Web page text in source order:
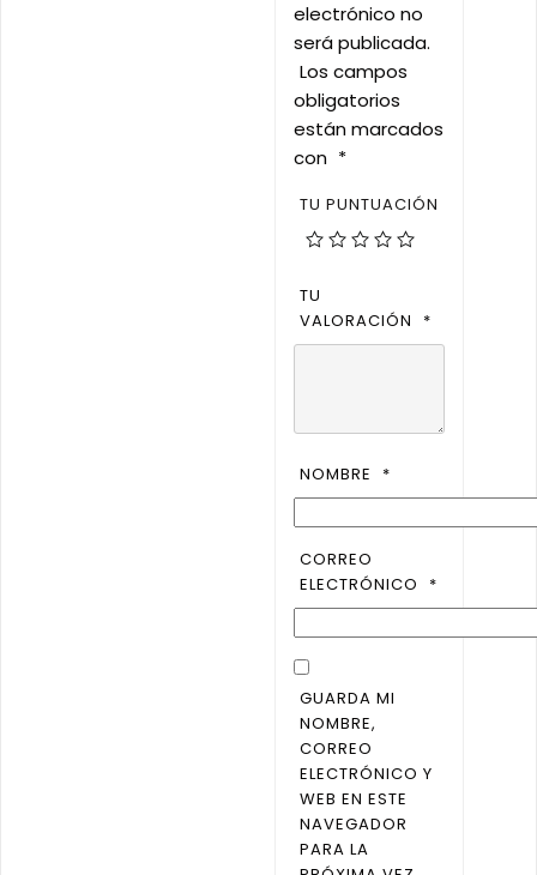
electrónico no
será publicada.
Los campos
obligatorios
están marcados
con *
TU PUNTUACIÓN
TU
VALORACIÓN
*
NOMBRE *
CORREO
ELECTRÓNICO
*
GUARDA MI
NOMBRE,
CORREO
ELECTRÓNICO Y
WEB EN ESTE
NAVEGADOR
PARA LA